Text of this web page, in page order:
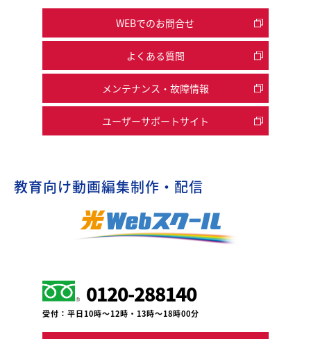
WEBでのお問合せ
よくある質問
メンテナンス・故障情報
ユーザーサポートサイト
教育向け動画編集制作・配信
0120-288140
受付：平日10時～12時・13時～18時00分